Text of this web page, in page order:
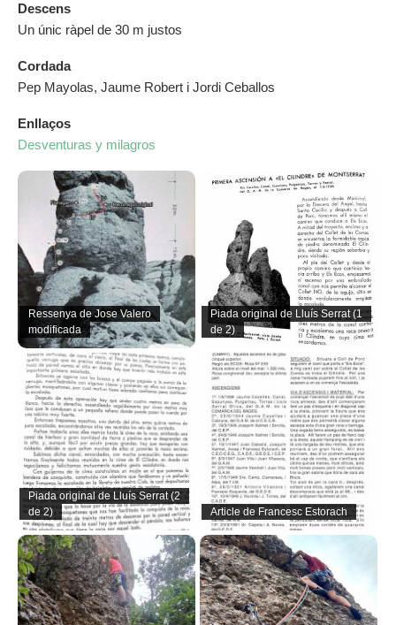
Descens
Un únic ràpel de 30 m justos
Cordada
Pep Mayolas, Jaume Robert i Jordi Ceballos
Enllaços
Desventuras y milagros
Ressenya de Jose Valero
modificada
Piada original de Lluís Serrat (1
de 2)
Piada original de Lluís Serrat (2
de 2)
Article de Francesc Estorach